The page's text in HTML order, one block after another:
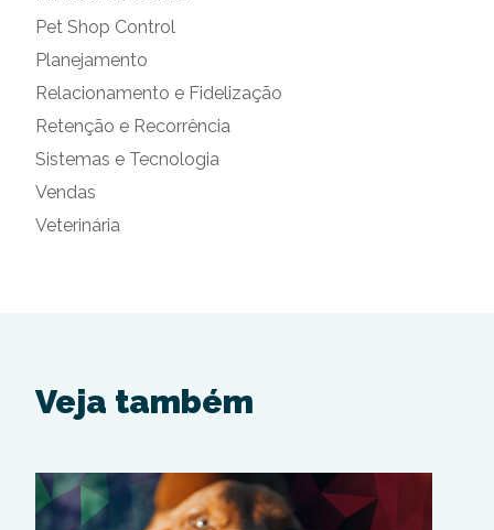
Pet Shop Control
Planejamento
Relacionamento e Fidelização
Retenção e Recorrência
Sistemas e Tecnologia
Vendas
Veterinária
Veja também